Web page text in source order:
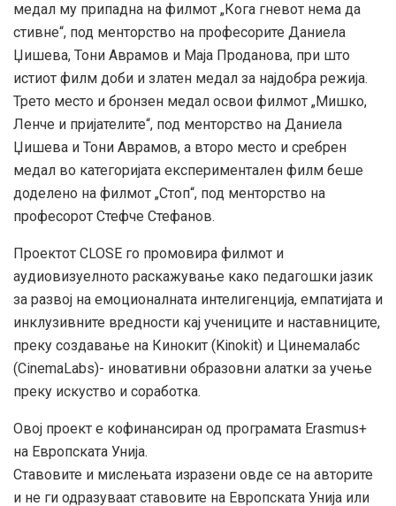
медал му припадна на филмот „Кога гневот нема да
стивне“, под менторство на професорите Даниела
Џишева, Тони Аврамов и Маја Проданова, при што
истиот филм доби и златен медал за најдобра режија.
Трето место и бронзен медал освои филмот „Мишко,
Ленче и пријателите“, под менторство на Даниела
Џишева и Тони Аврамов, а второ место и сребрен
медал во категоријата експериментален филм беше
доделено на филмот „Стоп“, под менторство на
професорот Стефче Стефанов.
Проектот CLOSE го промовира филмот и
аудиовизуелното раскажување како педагошки јазик
за развој на емоционалната интелигенција, емпатијата и
инклузивните вредности кај учениците и наставниците,
преку создавање на Кинокит (Kinokit) и Цинемалабс
(CinemaLabs)- иновативни образовни алатки за учење
преку искуство и соработка.
Овој проект е кофинансиран од програмата Erasmus+
на Европската Унија.
Ставовите и мислењата изразени овде се на авторите
и не ги одразуваат ставовите на Европската Унија или